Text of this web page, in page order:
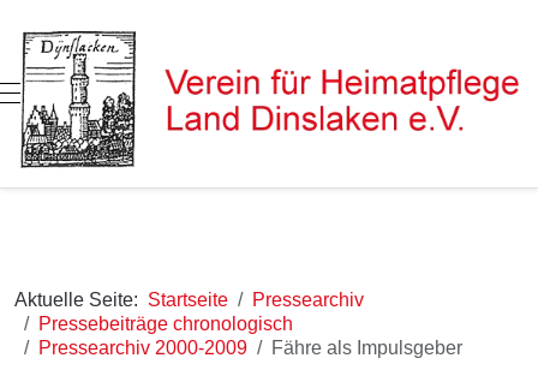
Mobile Menu Toggle
Aktuelle Seite: Startseite
Pressearchiv
Pressebeiträge chronologisch
Pressearchiv 2000-2009
Fähre als Impulsgeber